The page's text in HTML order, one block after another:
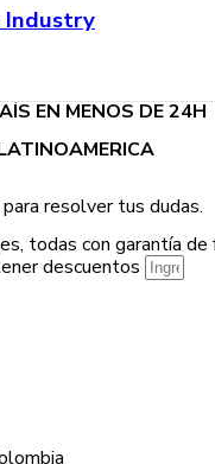
Industry
EN MENOS DE 24H
resolver tus dudas.
todas con garantía de
descuentos